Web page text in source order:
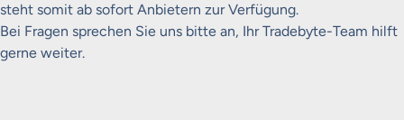
steht somit ab sofort Anbietern zur Verfügung.
Bei Fragen sprechen Sie uns bitte an, Ihr Tradebyte-Team hilft
gerne weiter.